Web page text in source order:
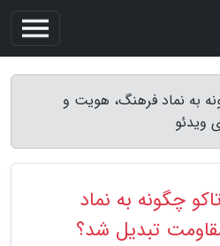
به نماد فرهنگ، هویت و
ویدئو
چگونه به نماد
تبدیل شد؟